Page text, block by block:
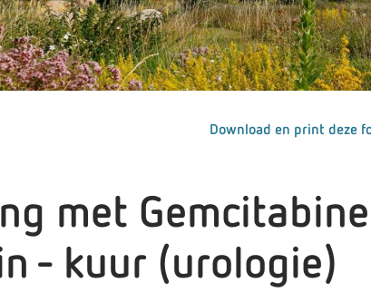
Download en print deze
met Gemcitabine
- kuur (urologie)